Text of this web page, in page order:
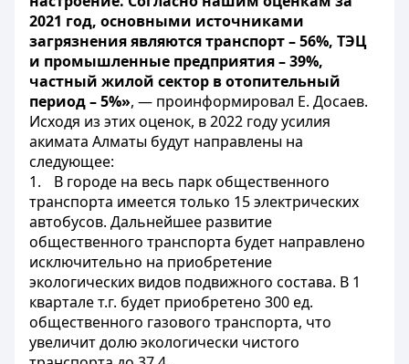
2021 год, основными источниками
загрязнения являются транспорт – 56%, ТЭЦ
и промышленные предприятия – 39%,
частный жилой сектор в отопительный
период – 5%», — проинформировал Е. Досаев.
Исходя из этих оценок, в 2022 году усилия
акимата Алматы будут направлены на
следующее:
1.
В городе на весь парк общественного
транспорта имеется только 15 электрических
автобусов. Дальнейшее развитие
общественного транспорта будет направлено
исключительно на приобретение
экологических видов подвижного состава. В 1
квартале т.г. будет приобретено 300 ед.
общественного газового транспорта, что
увеличит долю экологически чистого